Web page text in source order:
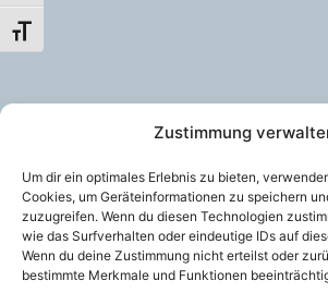
Zustimmung
Um dir ein optimales Erlebnis zu bieten,
Cookies, um Geräteinformationen zu speichern
zuzugreifen. Wenn du diesen Technologien
wie das Surfverhalten oder eindeutige IDs auf
Wenn du deine Zustimmung nicht erteilst oder
bestimmte Merkmale und Funktionen
Schrift vergrößern